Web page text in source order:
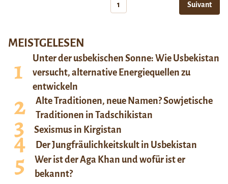
1 Suivant
MEISTGELESEN
Unter der usbekischen Sonne: Wie Usbekistan
versucht, alternative Energiequellen zu
entwickeln
Alte Traditionen, neue Namen? Sowjetische
Traditionen in Tadschikistan
Sexismus in Kirgistan
Der Jungfräulichkeitskult in Usbekistan
Wer ist der Aga Khan und wofür ist er
bekannt?